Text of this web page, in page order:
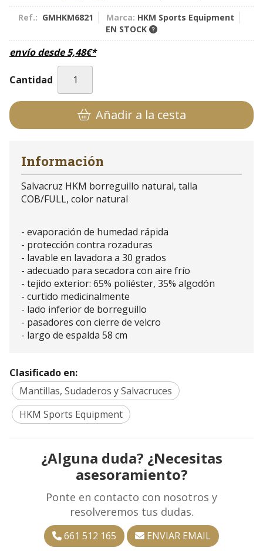
Ref.: GMHKM6821 Marca: HKM Sports Equipment
EN STOCK
envío desde5,48€*
Cantidad
Añadir a la cesta
Información
Salvacruz HKM borreguillo natural, talla
COB/FULL, color natural
- evaporación de humedad rápida
- protección contra rozaduras
- lavable en lavadora a 30 grados
- adecuado para secadora con aire frío
- tejido exterior: 65% poliéster, 35% algodón
- curtido medicinalmente
- lado inferior de borreguillo
- pasadores con cierre de velcro
- largo de espalda 58 cm
Clasificado en:
Mantillas, Sudaderos y Salvacruces
HKM Sports Equipment
¿Alguna duda? ¿Necesitas
asesoramiento?
Ponte en contacto con nosotros y
resolveremos tus dudas.
661 512 165 ENVIAR EMAIL